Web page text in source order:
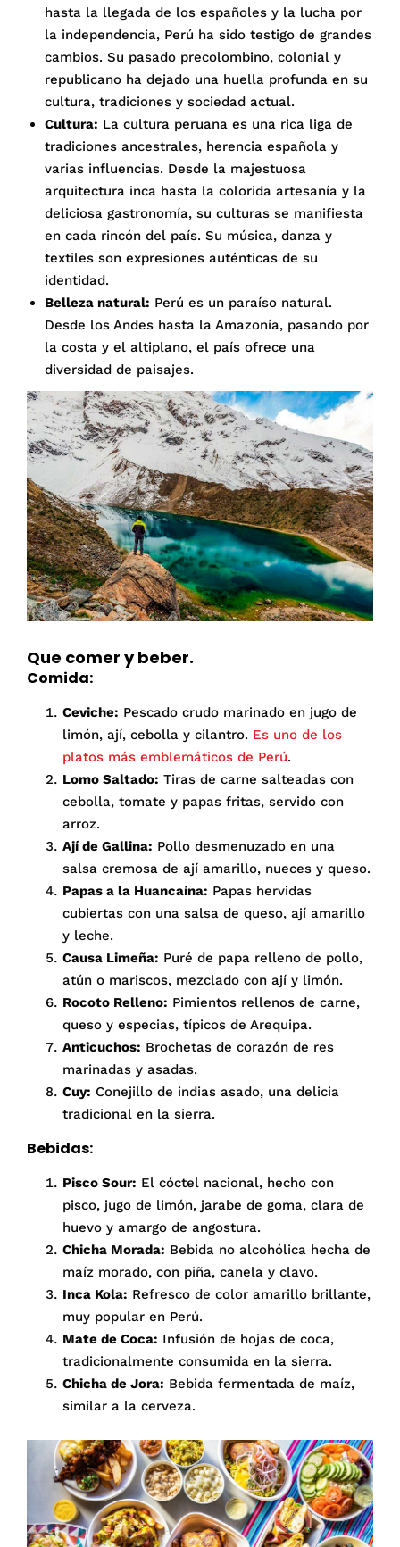
hasta la llegada de los españoles y la lucha por
la independencia, Perú ha sido testigo de grandes
cambios. Su pasado precolombino, colonial y
republicano ha dejado una huella profunda en su
cultura, tradiciones y sociedad actual.
Cultura: La cultura peruana es una rica liga de
tradiciones ancestrales, herencia española y
varias influencias. Desde la majestuosa
arquitectura inca hasta la colorida artesanía y la
deliciosa gastronomía, su culturas se manifiesta
en cada rincón del país. Su música, danza y
textiles son expresiones auténticas de su
identidad.
Belleza natural: Perú es un paraíso natural.
Desde los Andes hasta la Amazonía, pasando por
la costa y el altiplano, el país ofrece una
diversidad de paisajes.
Que comer y beber.
Comida:
Ceviche: Pescado crudo marinado en jugo de
limón, ají, cebolla y cilantro. Es uno de los
platos más emblemáticos de Perú.
Lomo Saltado: Tiras de carne salteadas con
cebolla, tomate y papas fritas, servido con
arroz.
Ají de Gallina: Pollo desmenuzado en una
salsa cremosa de ají amarillo, nueces y queso.
Papas a la Huancaína: Papas hervidas
cubiertas con una salsa de queso, ají amarillo
y leche.
Causa Limeña: Puré de papa relleno de pollo,
atún o mariscos, mezclado con ají y limón.
Rocoto Relleno: Pimientos rellenos de carne,
queso y especias, típicos de Arequipa.
Anticuchos: Brochetas de corazón de res
marinadas y asadas.
Cuy: Conejillo de indias asado, una delicia
tradicional en la sierra.
Bebidas:
Pisco Sour: El cóctel nacional, hecho con
pisco, jugo de limón, jarabe de goma, clara de
huevo y amargo de angostura.
Chicha Morada: Bebida no alcohólica hecha de
maíz morado, con piña, canela y clavo.
Inca Kola: Refresco de color amarillo brillante,
muy popular en Perú.
Mate de Coca: Infusión de hojas de coca,
tradicionalmente consumida en la sierra.
Chicha de Jora: Bebida fermentada de maíz,
similar a la cerveza.